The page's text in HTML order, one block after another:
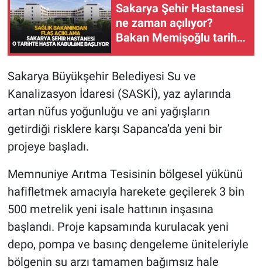
Sakarya Şehir Hastanesi
ne zaman açılıyor?
Bakan Memişoğlu tarih
verdi
Sakarya Büyükşehir Belediyesi Su ve
Kanalizasyon İdaresi (SASKİ), yaz aylarında
artan nüfus yoğunluğu ve ani yağışların
getirdiği risklere karşı Sapanca’da yeni bir
projeye başladı.
Memnuniye Arıtma Tesisinin bölgesel yükünü
hafifletmek amacıyla harekete geçilerek 3 bin
500 metrelik yeni isale hattının inşasına
başlandı. Proje kapsamında kurulacak yeni
depo, pompa ve basınç dengeleme üniteleriyle
bölgenin su arzı tamamen bağımsız hale